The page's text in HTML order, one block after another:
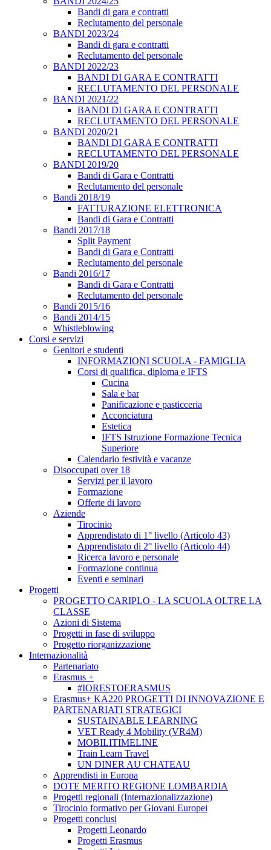
Bandi di gara e contratti
Reclutamento del personale
BANDI 2023/24
Bandi di gara e contratti
Reclutamento del personale
BANDI 2022/23
BANDI DI GARA E CONTRATTI
RECLUTAMENTO DEL PERSONALE
BANDI 2021/22
BANDI DI GARA E CONTRATTI
RECLUTAMENTO DEL PERSONALE
BANDI 2020/21
BANDI DI GARA E CONTRATTI
RECLUTAMENTO DEL PERSONALE
BANDI 2019/20
Bandi di Gara e Contratti
Reclutamento del personale
Bandi 2018/19
FATTURAZIONE ELETTRONICA
Bandi di Gara e Contratti
Bandi 2017/18
Split Payment
Bandi di Gara e Contratti
Reclutamento del personale
Bandi 2016/17
Bandi di Gara e Contratti
Reclutamento del personale
Bandi 2015/16
Bandi 2014/15
Whistleblowing
Corsi e servizi
Genitori e studenti
INFORMAZIONI SCUOLA - FAMIGLIA
Corsi di qualifica, diploma e IFTS
Cucina
Sala e bar
Panificazione e pasticceria
Acconciatura
Estetica
IFTS Istruzione Formazione Tecnica
Superiore
Calendario festività e vacanze
Disoccupati over 18
Servizi per il lavoro
Formazione
Offerte di lavoro
Aziende
Tirocinio
Apprendistato di 1° livello (Articolo 43)
Apprendistato di 2° livello (Articolo 44)
Ricerca lavoro e personale
Formazione continua
Eventi e seminari
Progetti
PROGETTO CARIPLO - LA SCUOLA OLTRE LA
CLASSE
Azioni di Sistema
Progetti in fase di sviluppo
Progetto riorganizzazione
Internazionalità
Partenariato
Erasmus +
#IORESTOERASMUS
Erasmus+ KA220 PROGETTI DI INNOVAZIONE E
PARTENARIATI STRATEGICI
SUSTAINABLE LEARNING
VET Ready 4 Mobility (VR4M)
MOBILITIMELINE
Train Learn Travel
UN DINER AU CHATEAU
Apprendisti in Europa
DOTE MERITO REGIONE LOMBARDIA
Progetti regionali (Internazionalizzazione)
Tirocinio formativo per Giovani Europei
Progetti conclusi
Progetti Leonardo
Progetti Erasmus